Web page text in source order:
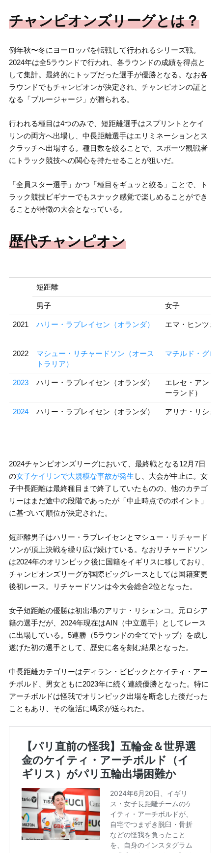
チャンピオンズリーグとは？
例年秋〜冬にヨーロッパを転戦して行われるシリーズ戦。
2024年は全5ラウンドで行われ、各ラウンドの成績を得点と
して集計。最終的にトップだった選手が優勝となる。なお各
ラウンドでもチャンピオンが決定され、チャンピオンの証と
なる「ブルージャージ」が贈られる。
行われる種目は4つのみで、短距離選手はスプリントとケイ
リンの両方へ出場し、中長距離選手はエリミネーションとス
クラッチへ出場する。種目数を絞ることで、スポーツ観戦者
にトラック競技への関心を持たせることが狙いだ。
「全員スター選手」かつ「種目をギュッと絞る」ことで、ト
ラック競技ビギナーでもスナック感覚で楽しめることができ
ることが特徴の大会となっている。
歴代チャンピオン
短距離
男子 女子
2021 ハリー・ラブレイセン（オランダ） エマ・ヒンツェ
2022
マシュー・リチャードソン（オース
トラリア）
マチルド・グロ
2023 ハリー・ラブレイセン（オランダ）
エレセ・アンド
ーランド）
2024 ハリー・ラブレイセン（オランダ） アリナ・リシェ
2024チャンピオンズリーグにおいて、最終戦となる12月7日
の女子ケイリンで大規模な事故が発生 し、大会が中止に。女
子中長距離は最終種目まで終了していたものの、他のカテゴ
リーはまだ途中の段階であったが「中止時点でのポイント」
に基づいて順位が決定された。
短距離男子はハリー・ラブレイセンとマシュー・リチャード
ソンが頂上決戦を繰り広げ続けている。なおリチャードソン
は2024年のオリンピック後に国籍をイギリスに移しており、
チャンピオンズリーグが国際ビッグレースとしては国籍変更
後初レース。リチャードソンは今大会総合2位となった。
女子短距離の優勝は初出場のアリナ・リシェンコ。元ロシア
籍の選手だが、2024年現在はAIN（中立選手）としてレース
に出場している。5連勝（5ラウンドの全てでトップ）を成し
遂げた初の選手として、歴史に名を刻む結果となった。
中長距離カテゴリーはディラン・ビビックとケイティ・アー
チボルド、男女ともに2023年に続く連続優勝となった。特に
アーチボルドは怪我でオリンピック出場を断念した後だった
こともあり、その復活に喝采が送られた。